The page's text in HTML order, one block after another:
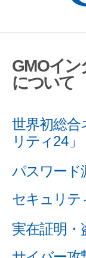
GMOイン
について
世界初総合
リティ24」
パスワード
セキュリテ
実在証明・